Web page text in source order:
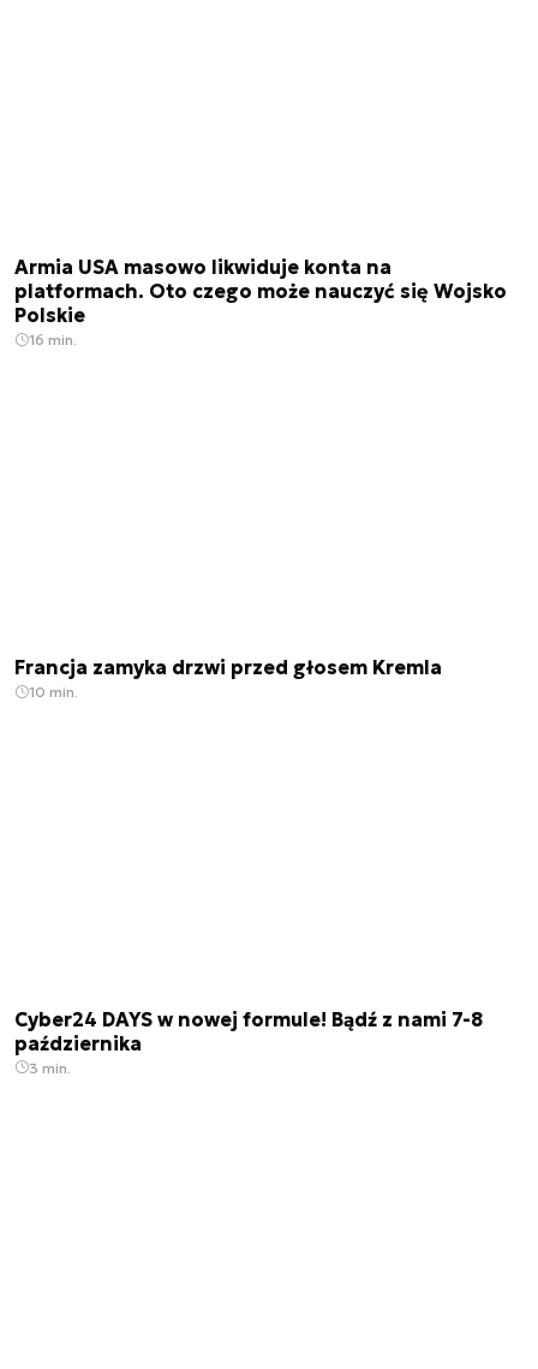
Armia USA masowo likwiduje konta na
platformach. Oto czego może nauczyć się Wojsko
Polskie
16 min.
Francja zamyka drzwi przed głosem Kremla
10 min.
Cyber24 DAYS w nowej formule! Bądź z nami 7-8
października
3 min.